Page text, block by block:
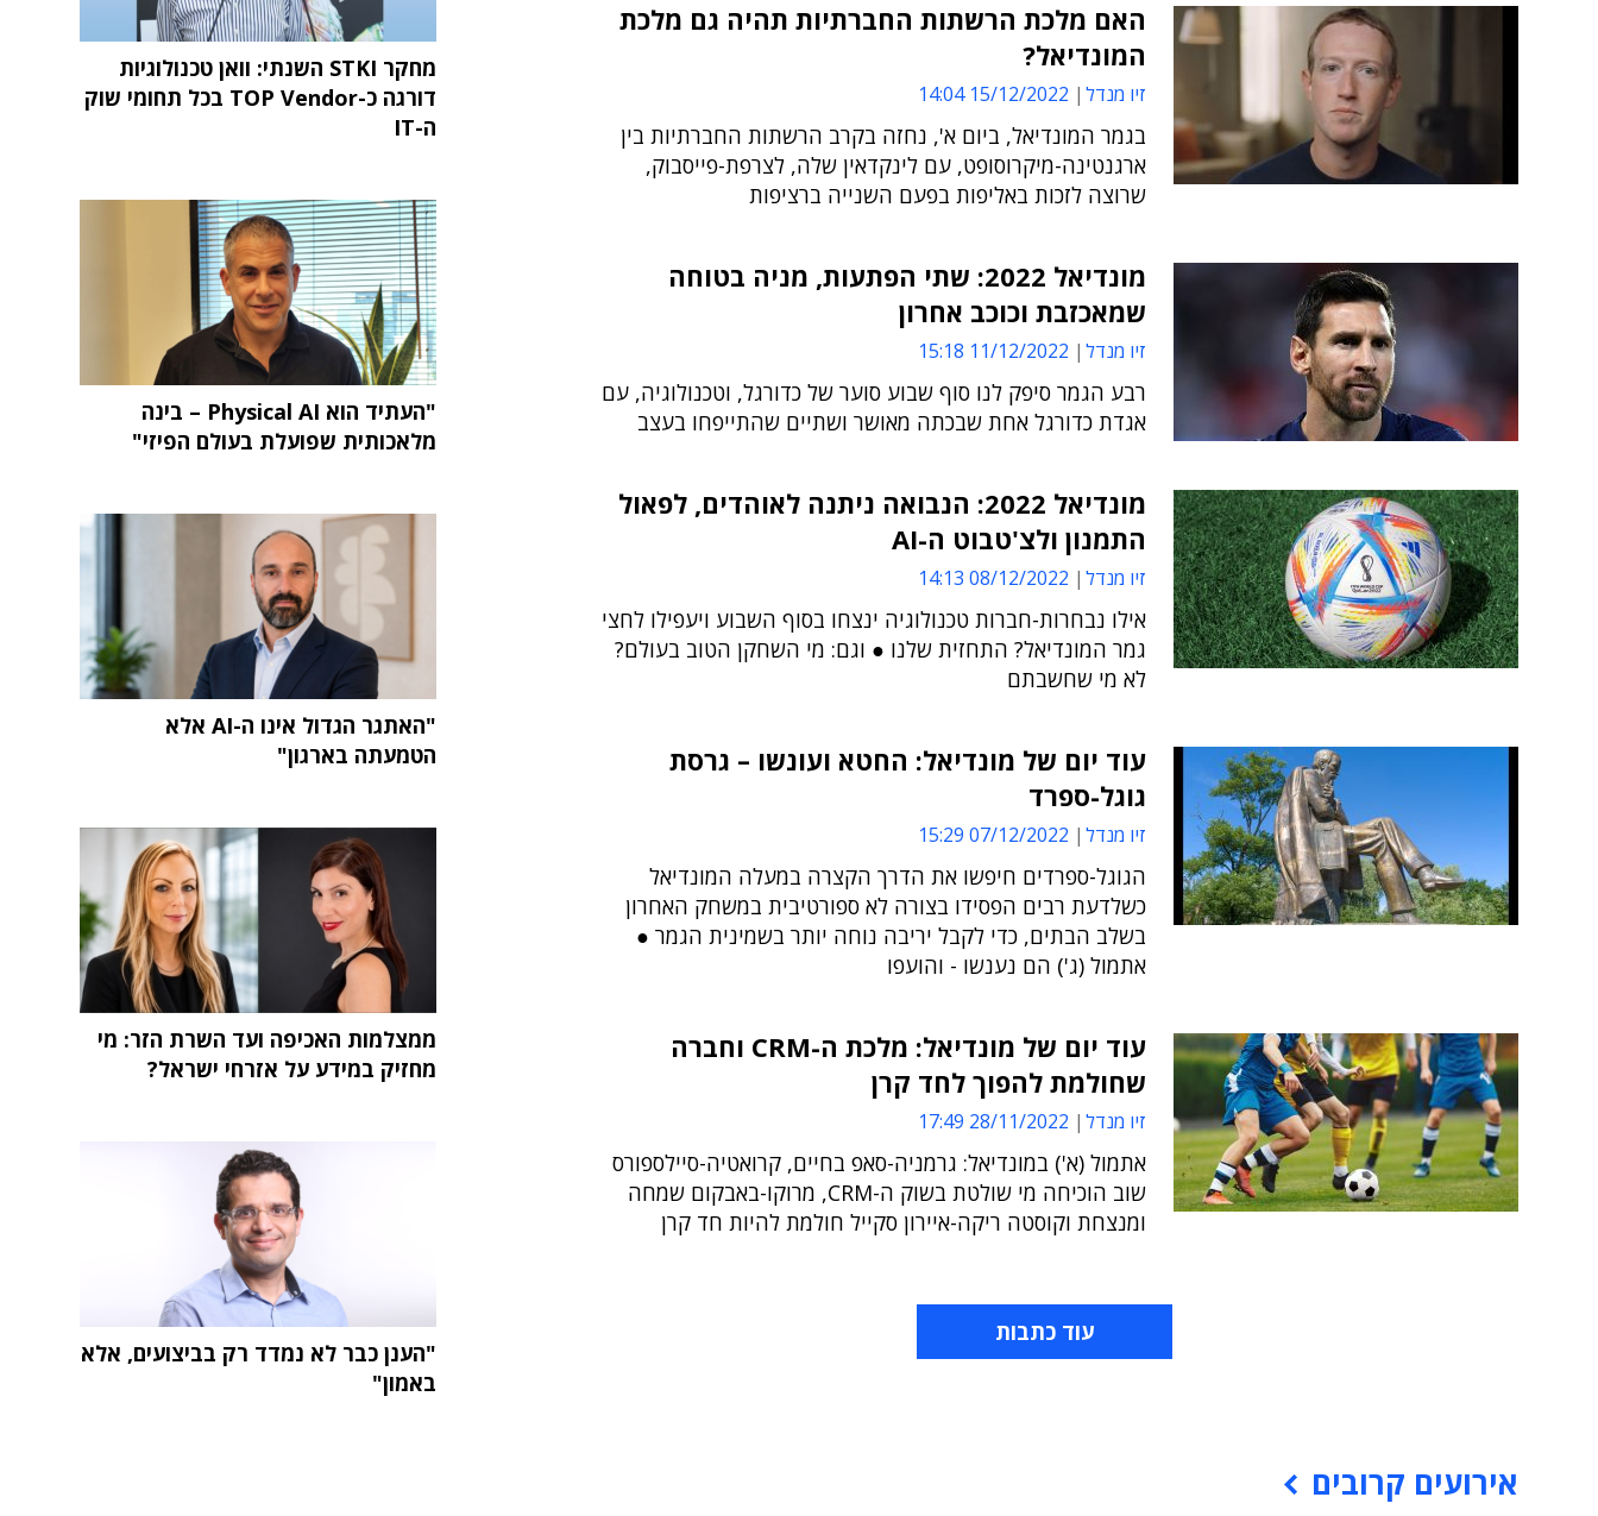
האם מלכת הרשתות החברתיות תהיה גם מלכת
המונדיאל?
זיו מנדל 15/12/2022 14:04
בגמר המונדיאל, ביום א', נחזה בקרב הרשתות החברתיות בין
ארגנטינה-מיקרוסופט, עם לינקדאין שלה, לצרפת-פייסבוק,
שרוצה לזכות באליפות בפעם השנייה ברציפות
מונדיאל 2022: שתי הפתעות, מניה בטוחה
שמאכזבת וכוכב אחרון
זיו מנדל 11/12/2022 15:18
רבע הגמר סיפק לנו סוף שבוע סוער של כדורגל, וטכנולוגיה, עם
אגדת כדורגל אחת שבכתה מאושר ושתיים שהתייפחו בעצב
מונדיאל 2022: הנבואה ניתנה לאוהדים, לפאול
התמנון ולצ'טבוט ה-AI
זיו מנדל 08/12/2022 14:13
אילו נבחרות-חברות טכנולוגיה ינצחו בסוף השבוע ויעפילו לחצי
גמר המונדיאל? התחזית שלנו ● וגם: מי השחקן הטוב בעולם?
לא מי שחשבתם
עוד יום של מונדיאל: החטא ועונשו – גרסת
גוגל-ספרד
זיו מנדל 07/12/2022 15:29
הגוגל-ספרדים חיפשו את הדרך הקצרה במעלה המונדיאל
כשלדעת רבים הפסידו בצורה לא ספורטיבית במשחק האחרון
בשלב הבתים, כדי לקבל יריבה נוחה יותר בשמינית הגמר ●
אתמול (ג') הם נענשו - והועפו
עוד יום של מונדיאל: מלכת ה-CRM וחברה
שחולמת להפוך לחד קרן
זיו מנדל 28/11/2022 17:49
אתמול (א') במונדיאל: גרמניה-סאפ בחיים, קרואטיה-סיילספורס
שוב הוכיחה מי שולטת בשוק ה-CRM, מרוקו-באבקום שמחה
ומנצחת וקוסטה ריקה-איירון סקייל חולמת להיות חד קרן
עוד כתבות
אירועים קרובים
מחקר STKI השנתי: וואן טכנולוגיות
דורגה כ-TOP Vendor בכל תחומי שוק
ה-IT
"העתיד הוא Physical AI – בינה
מלאכותית שפועלת בעולם הפיזי"
"האתגר הגדול אינו ה-AI אלא
הטמעתה בארגון"
ממצלמות האכיפה ועד השרת הזר: מי
מחזיק במידע על אזרחי ישראל?
"הענן כבר לא נמדד רק בביצועים, אלא
באמון"